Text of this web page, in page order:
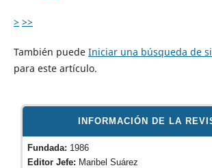
> >>
También puede Iniciar una búsqueda de
para este artículo.
INFORMACIÓN DE LA
Fundada: 1986
Editor Jefe: Maribel Suárez